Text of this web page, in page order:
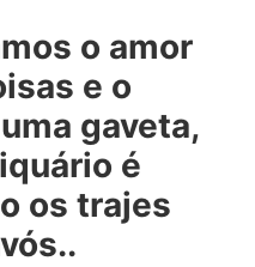
o amor
e o
gaveta,
é
os trajes